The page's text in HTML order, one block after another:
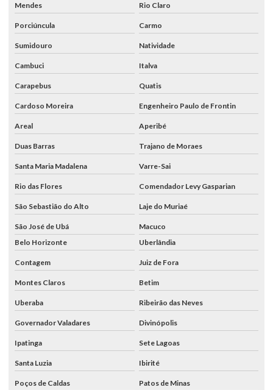
Mendes Rio Claro
Porciúncula Carmo
Sumidouro Natividade
Cambuci Italva
Carapebus Quatis
Cardoso Moreira Engenheiro Paulo de Frontin
Areal Aperibé
Duas Barras Trajano de Moraes
Santa Maria Madalena Varre-Sai
Rio das Flores Comendador Levy Gasparian
São Sebastião do Alto Laje do Muriaé
São José de Ubá
Macuco
Belo Horizonte
Uberlândia
Contagem Juiz de Fora
Montes Claros Betim
Uberaba Ribeirão das Neves
Governador Valadares Divinópolis
Ipatinga Sete Lagoas
Santa Luzia Ibirité
Poços de Caldas Patos de Minas